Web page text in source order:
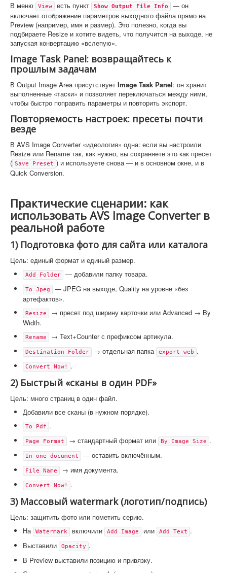
В меню View есть пункт Show Output File Info
— он
включает отображение параметров выходного файла прямо на
Preview (например, имя и размер). Это полезно, когда вы
подбираете Resize и хотите видеть, что получится на выходе, не
запуская конвертацию «вслепую».
Image Task Panel: возвращайтесь к
прошлым задачам
В Output Image Area присутствует Image Task Panel: он хранит
выполненные «таски» и позволяет переключаться между ними,
чтобы быстро поправить параметры и повторить экспорт.
Повторяемость настроек: пресеты почти
везде
В AVS Image Converter «идеология» одна: если вы настроили
Resize или Rename так, как нужно, вы сохраняете это как пресет
( Save Preset ) и используете снова — и в основном окне, и в
Quick Conversion.
Практические сценарии: как
использовать AVS Image Converter в
реальной работе
1) Подготовка фото для сайта или каталога
Цель: единый формат и единый размер.
Add Folder — добавили папку товара.
To Jpeg
— JPEG на выходе, Quality на уровне «без
артефактов».
Resize
→ пресет под ширину карточки или Advanced → By
Width.
Rename → Text+Counter с префиксом артикула.
Destination Folder → отдельная папка export_web .
Convert Now! .
2) Быстрый «сканы в один PDF»
Цель: много страниц в один файл.
Добавили все сканы (в нужном порядке).
To Pdf .
Page Format → стандартный формат или By Image Size .
In one document — оставить включённым.
File Name → имя документа.
Convert Now! .
3) Массовый watermark (логотип/подпись)
Цель: защитить фото или пометить серию.
На
Watermark включили Add Image или Add Text .
Выставили
Opacity .
В Preview выставили позицию и привязку.